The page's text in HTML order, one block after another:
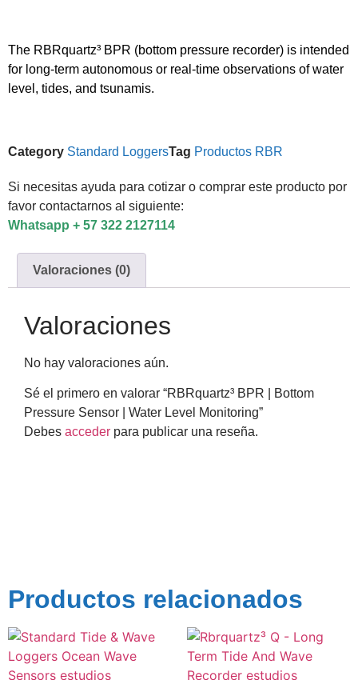
The RBRquartz³ BPR (bottom pressure recorder) is intended
for long-term autonomous or real-time observations of water
level, tides, and tsunamis.
Category Standard LoggersTag Productos RBR
Si necesitas ayuda para cotizar o comprar este producto por
favor contactarnos al siguiente:
Whatsapp + 57 322 2127114
Valoraciones (0)
Valoraciones
No hay valoraciones aún.
Sé el primero en valorar “RBRquartz³ BPR | Bottom
Pressure Sensor | Water Level Monitoring”
Debes acceder para publicar una reseña.
Productos relacionados